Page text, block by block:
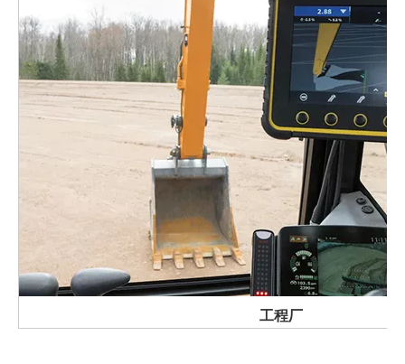
工程厂